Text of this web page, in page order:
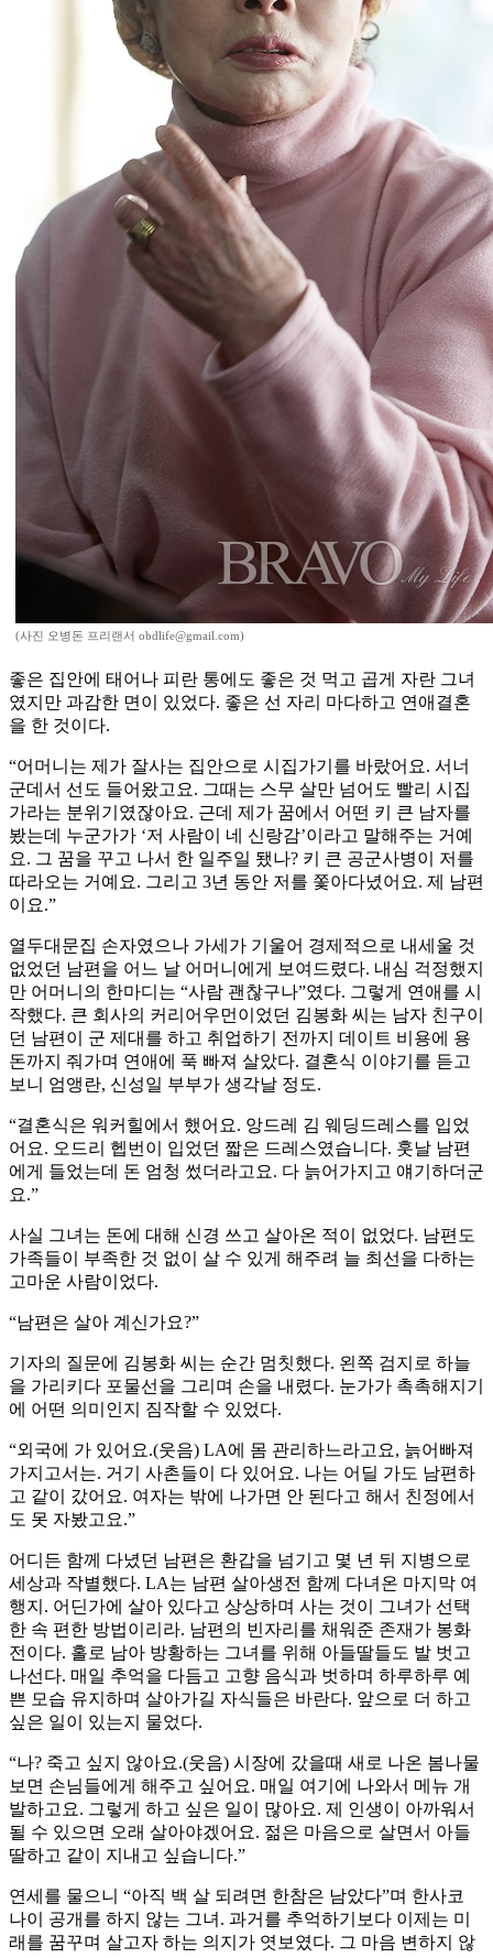
(사진 오병돈 프리랜서 obdlife@gmail.com)
좋은 집안에 태어나 피란 통에도 좋은 것 먹고 곱게 자란 그녀
였지만 과감한 면이 있었다. 좋은 선 자리 마다하고 연애결혼
을 한 것이다.
“어머니는 제가 잘사는 집안으로 시집가기를 바랐어요. 서너
군데서 선도 들어왔고요. 그때는 스무 살만 넘어도 빨리 시집
가라는 분위기였잖아요. 근데 제가 꿈에서 어떤 키 큰 남자를
봤는데 누군가가 ‘저 사람이 네 신랑감’이라고 말해주는 거예
요. 그 꿈을 꾸고 나서 한 일주일 됐나? 키 큰 공군사병이 저를
따라오는 거예요. 그리고 3년 동안 저를 쫓아다녔어요. 제 남편
이요.”
열두대문집 손자였으나 가세가 기울어 경제적으로 내세울 것
없었던 남편을 어느 날 어머니에게 보여드렸다. 내심 걱정했지
만 어머니의 한마디는 “사람 괜찮구나”였다. 그렇게 연애를 시
작했다. 큰 회사의 커리어우먼이었던 김봉화 씨는 남자 친구이
던 남편이 군 제대를 하고 취업하기 전까지 데이트 비용에 용
돈까지 줘가며 연애에 푹 빠져 살았다. 결혼식 이야기를 듣고
보니 엄앵란, 신성일 부부가 생각날 정도.
“결혼식은 워커힐에서 했어요. 앙드레 김 웨딩드레스를 입었
어요. 오드리 헵번이 입었던 짧은 드레스였습니다. 훗날 남편
에게 들었는데 돈 엄청 썼더라고요. 다 늙어가지고 얘기하더군
요.”
사실 그녀는 돈에 대해 신경 쓰고 살아온 적이 없었다. 남편도
가족들이 부족한 것 없이 살 수 있게 해주려 늘 최선을 다하는
고마운 사람이었다.
“남편은 살아 계신가요?”
기자의 질문에 김봉화 씨는 순간 멈칫했다. 왼쪽 검지로 하늘
을 가리키다 포물선을 그리며 손을 내렸다. 눈가가 촉촉해지기
에 어떤 의미인지 짐작할 수 있었다.
“외국에 가 있어요.(웃음) LA에 몸 관리하느라고요, 늙어빠져
가지고서는. 거기 사촌들이 다 있어요. 나는 어딜 가도 남편하
고 같이 갔어요. 여자는 밖에 나가면 안 된다고 해서 친정에서
도 못 자봤고요.”
어디든 함께 다녔던 남편은 환갑을 넘기고 몇 년 뒤 지병으로
세상과 작별했다. LA는 남편 살아생전 함께 다녀온 마지막 여
행지. 어딘가에 살아 있다고 상상하며 사는 것이 그녀가 선택
한 속 편한 방법이리라. 남편의 빈자리를 채워준 존재가 봉화
전이다. 홀로 남아 방황하는 그녀를 위해 아들딸들도 발 벗고
나선다. 매일 추억을 다듬고 고향 음식과 벗하며 하루하루 예
쁜 모습 유지하며 살아가길 자식들은 바란다. 앞으로 더 하고
싶은 일이 있는지 물었다.
“나? 죽고 싶지 않아요.(웃음) 시장에 갔을때 새로 나온 봄나물
보면 손님들에게 해주고 싶어요. 매일 여기에 나와서 메뉴 개
발하고요. 그렇게 하고 싶은 일이 많아요. 제 인생이 아까워서
될 수 있으면 오래 살아야겠어요. 젊은 마음으로 살면서 아들
딸하고 같이 지내고 싶습니다.”
연세를 물으니 “아직 백 살 되려면 한참은 남았다”며 한사코
나이 공개를 하지 않는 그녀. 과거를 추억하기보다 이제는 미
래를 꿈꾸며 살고자 하는 의지가 엿보였다. 그 마음 변하지 않